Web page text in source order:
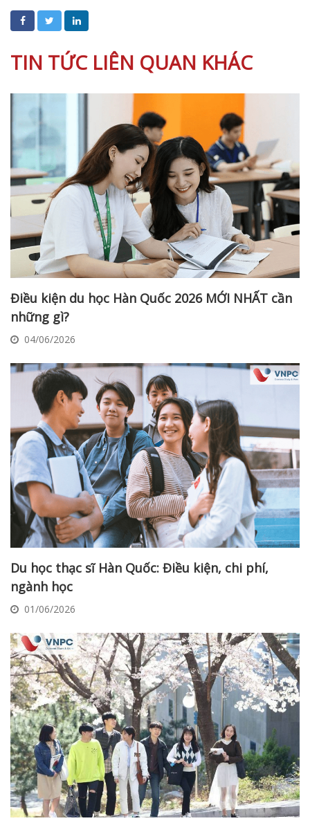
TIN TỨC LIÊN QUAN KHÁC
Điều kiện du học Hàn Quốc 2026 MỚI NHẤT cần
những gì?
04/06/2026
Du học thạc sĩ Hàn Quốc: Điều kiện, chi phí,
ngành học
01/06/2026